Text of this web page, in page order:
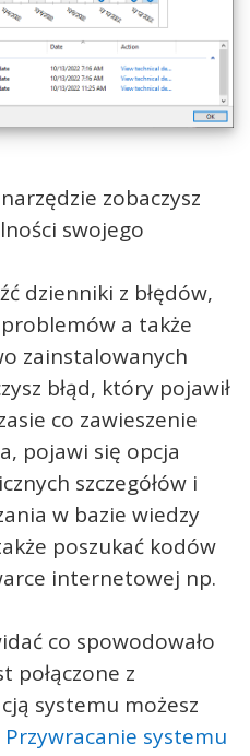
zobaczysz
swojego
dzienniki z błędów,
a także
zainstalowanych
błąd, który pojawił
co zawieszenie
pojawi się opcja
szczegółów i
w bazie wiedzy
poszukać kodów
internetowej np.
co spowodowało
połączone z
systemu możesz
Przywracanie systemu